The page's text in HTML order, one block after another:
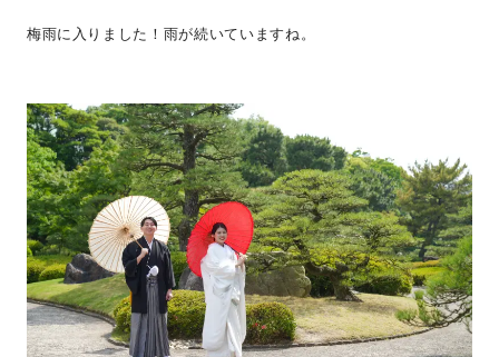
梅雨に入りました！雨が続いていますね。